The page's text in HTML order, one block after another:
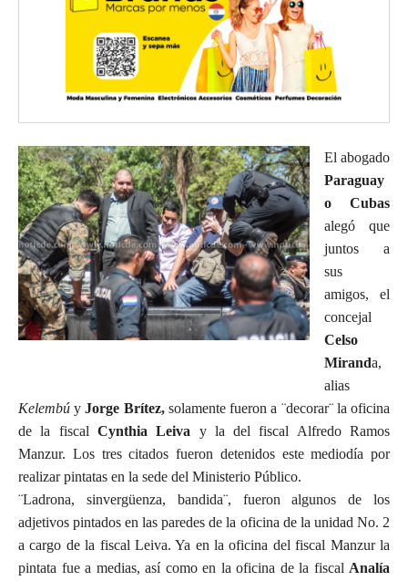
El abogado
Paraguay
o Cubas
alegó que
juntos a
sus
amigos, el
concejal
Celso
Miranda,
alias
Kelembú yJorge Brítez,solamente fueron a ¨decorar¨ la oficina
de la fiscal Cynthia Leiva y la del fiscal Alfredo Ramos
Manzur. Los tres citados fueron detenidos este mediodía por
realizar pintatas en la sede del Ministerio Público.
¨Ladrona, sinvergüenza, bandida¨, fueron algunos de los
adjetivos pintados en las paredes de la oficina de la unidad No. 2
a cargo de la fiscal Leiva. Ya en la oficina del fiscal Manzur la
pintata fue a medias, así como en la oficina de la fiscal Analía